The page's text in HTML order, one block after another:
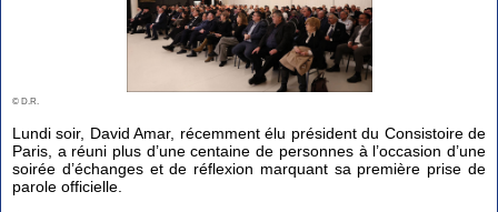
© D.R.
Lundi soir, David Amar, récemment élu président du Consistoire de
Paris, a réuni plus d’une centaine de personnes à l’occasion d’une
soirée d’échanges et de réflexion marquant sa première prise de
parole officielle.